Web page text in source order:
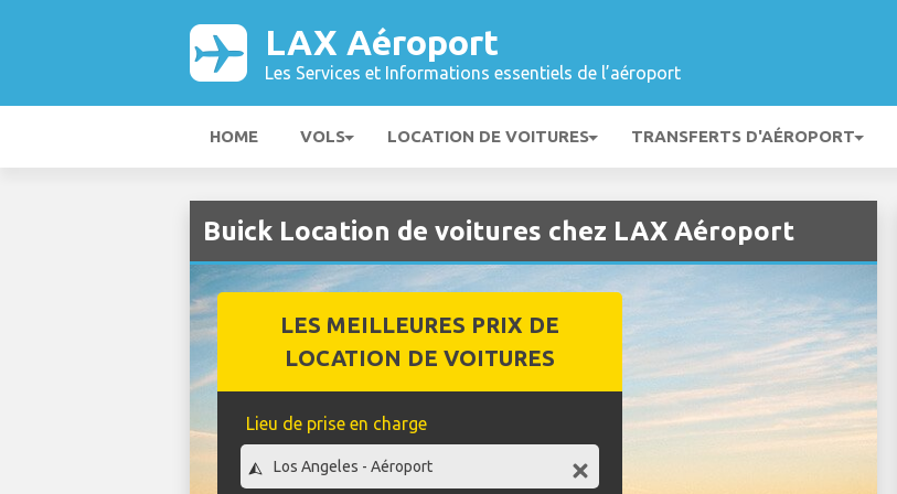
LAX Aéroport
Les Services et Informations essentiels de l’aéroport
HOME VOLS LOCATION DE VOITURES TRANSFERTS D'AÉROPORT
Buick Location de voitures chez LAX Aéroport
LES MEILLEURES PRIX DE
LOCATION DE VOITURES
Lieu de prise en charge